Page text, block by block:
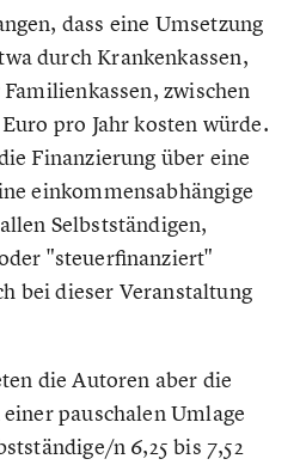
dass eine Umsetzung
durch Krankenkassen,
zwischen
pro Jahr kosten würde.
Finanzierung über eine
einkommensabhängige
Selbstständigen,
"steuerfinanziert"
bei dieser Veranstaltung
die Autoren aber die
pauschalen Umlage
n 6,25 bis 7,52